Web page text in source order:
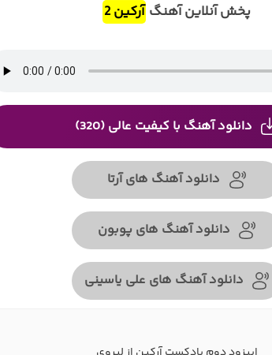
پخش آنلاین آهنگ آرکین 2
دانلود آهنگ با کیفیت عالی (320)
دانلود آهنگ های آرتا
دانلود آهنگ های پوبون
دانلود آهنگ های علی یاسینی